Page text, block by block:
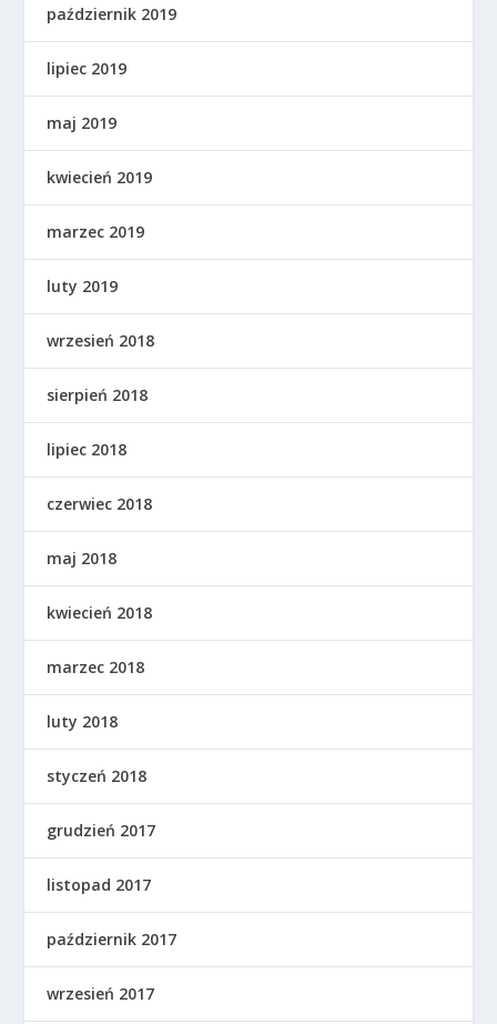
październik 2019
lipiec 2019
maj 2019
kwiecień 2019
marzec 2019
luty 2019
wrzesień 2018
sierpień 2018
lipiec 2018
czerwiec 2018
maj 2018
kwiecień 2018
marzec 2018
luty 2018
styczeń 2018
grudzień 2017
listopad 2017
październik 2017
wrzesień 2017